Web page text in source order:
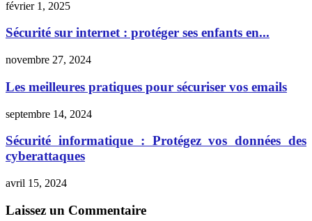
février 1, 2025
Sécurité sur internet : protéger ses enfants en...
novembre 27, 2024
Les meilleures pratiques pour sécuriser vos emails
septembre 14, 2024
Sécurité informatique : Protégez vos données des
cyberattaques
avril 15, 2024
Laissez un Commentaire